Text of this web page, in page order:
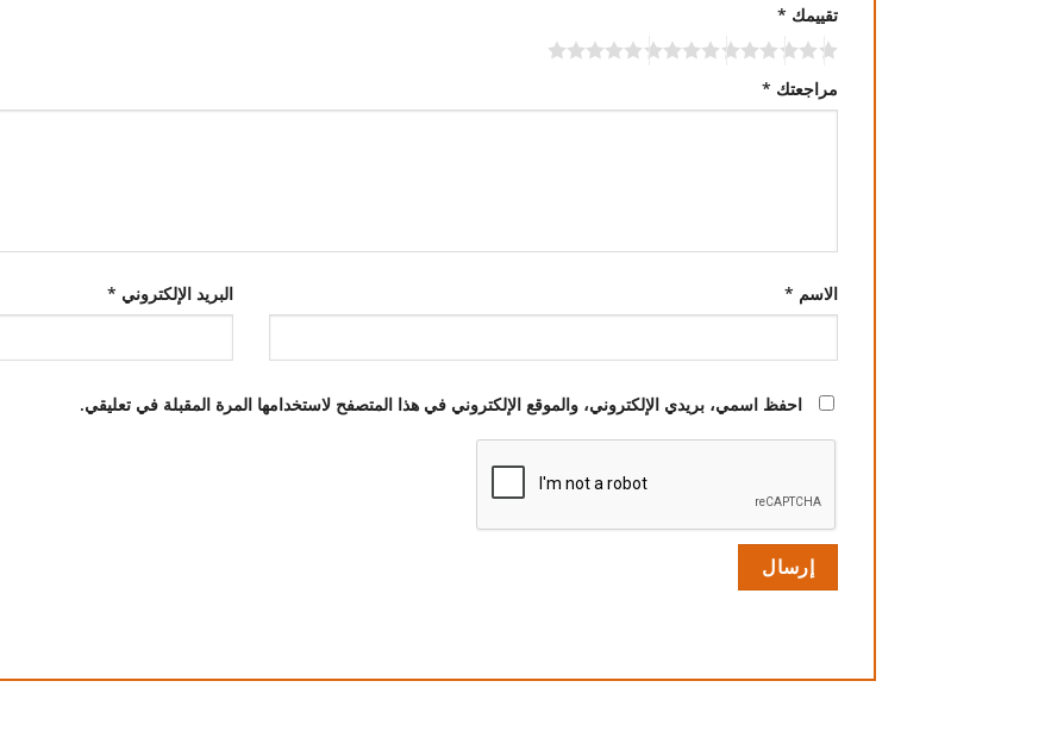
تقييمك *
مراجعتك *
الاسم * البريد الإلكتروني *
احفظ اسمي، بريدي الإلكتروني، والموقع الإلكتروني في هذا المتصفح لاستخدامها المرة المقبلة في تعليقي.